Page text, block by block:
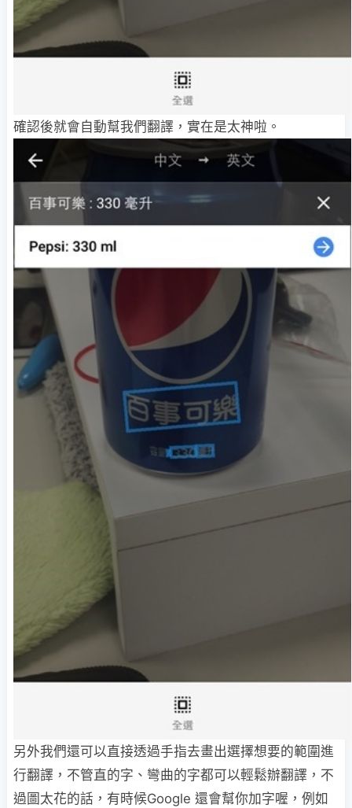
確認後就會自動幫我們翻譯，實在是太神啦。
另外我們還可以直接透過手指去畫出選擇想要的範圍進
行翻譯，不管直的字、彎曲的字都可以輕鬆辦翻譯，不
過圖太花的話，有時候Google 還會幫你加字喔，例如